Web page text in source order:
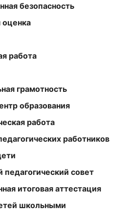
безопасность
оценка
работа
грамотность
образования
работа
работников
педагогический совет
итоговая аттестация
школьными